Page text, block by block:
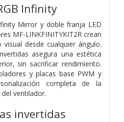
Infinity
Mirror y doble franja LED
MF-LINKFINITYKIT2R crean
desde cualquier ángulo.
asegura una estética
sin sacrificar rendimiento.
y placas base PWM y
completa de la
ventilador.
invertidas